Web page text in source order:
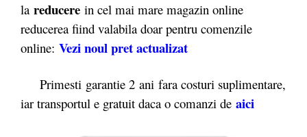
la reducere in cel mai mare magazin online
reducerea fiind valabila doar pentru comenzile
online: Vezi noul pret actualizat
Primesti garantie 2 ani fara costuri suplimentare,
iar transportul e gratuit daca o comanzi de aici